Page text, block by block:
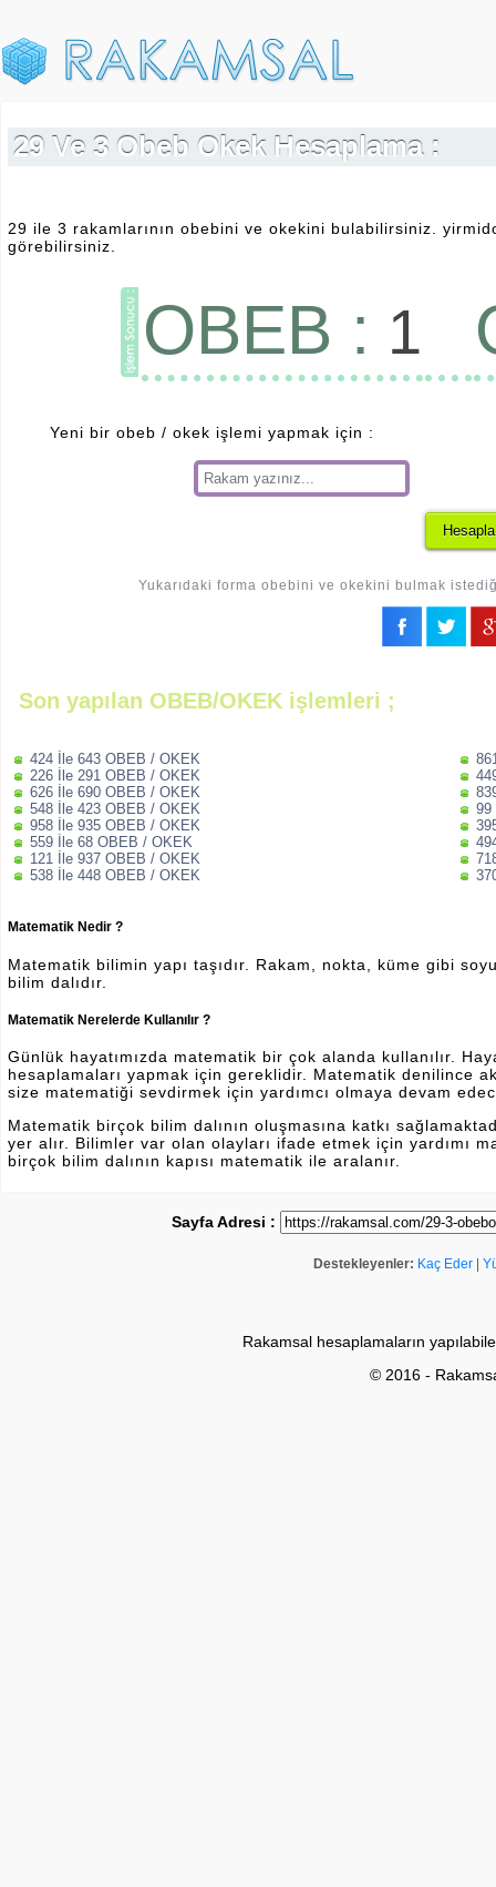
29 Ve 3 Obeb Okek Hesaplama :
29 ile 3 rakamlarının obebini ve okekini bulabilirsiniz.
görebilirsiniz.
OBEB : 1
Yeni bir obeb / okek işlemi yapmak için :
Yukarıdaki forma obebini ve okekini bulmak
Son yapılan OBEB/OKEK işlemleri ;
424 İle 643 OBEB / OKEK
226 İle 291 OBEB / OKEK
626 İle 690 OBEB / OKEK
548 İle 423 OBEB / OKEK
958 İle 935 OBEB / OKEK
559 İle 68 OBEB / OKEK
121 İle 937 OBEB / OKEK
538 İle 448 OBEB / OKEK
99
Matematik Nedir ?
Matematik bilimin yapı taşıdır. Rakam, nokta, küme gibi
bilim dalıdır.
Matematik Nerelerde Kullanılır ?
Günlük hayatımızda matematik bir çok alanda kullanılır.
hesaplamaları yapmak için gereklidir. Matematik denilince
size matematiği sevdirmek için yardımcı olmaya devam
Matematik birçok bilim dalının oluşmasına katkı
yer alır. Bilimler var olan olayları ifade etmek için yardımı
birçok bilim dalının kapısı matematik ile aralanır.
Sayfa Adresi :
Destekleyenler: Kaç Eder
Rakamsal hesaplamaların
© 2016 -